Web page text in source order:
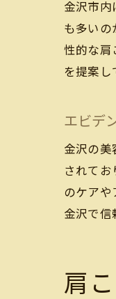
金沢市内
も多いの
性的な肩
を提案し
エビデ
金沢の美
されてお
のケアや
金沢で信
肩